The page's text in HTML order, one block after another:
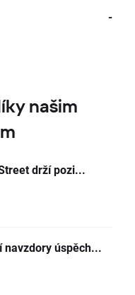
-
našim
drží pozi...
úspěch...